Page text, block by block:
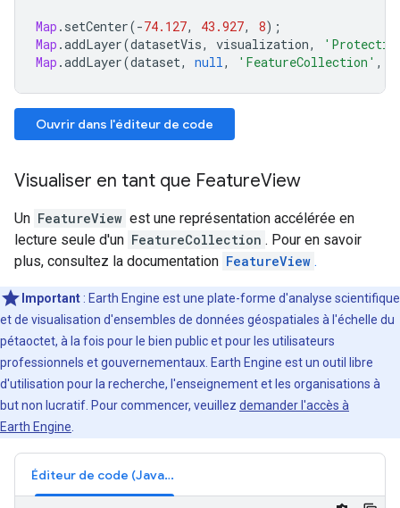
Map . setCenter(-74.127, 43.927, 8);
Map .addLayer(datasetVis, visualization,
Map .addLayer(dataset, null, 'FeatureCollection' ,
Ouvrir dans l'éditeur de code
Visualiser en tant que FeatureView
Un FeatureView est une représentation accélérée en
lecture seule d'un FeatureCollection . Pour en savoir
plus, consultez la documentation FeatureView .
Important : Earth Engine est une plate-forme d'analyse scientifique
et de visualisation d'ensembles de données géospatiales à l'échelle du
pétaoctet, à la fois pour le bien public et pour les utilisateurs
professionnels et gouvernementaux. Earth Engine est un outil libre
d'utilisation pour la recherche, l'enseignement et les organisations à
but non lucratif. Pour commencer, veuillez demander l'accès à
Earth Engine
Éditeur de code (JavaScript)